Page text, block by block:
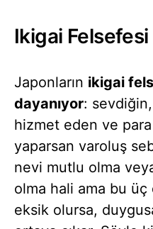
Ikigai Felsefesi
Japonların ikigai
dayanıyor:
hizmet eden ve para
yaparsan varoluş
nevi mutlu olma
olma hali ama bu
eksik olursa,